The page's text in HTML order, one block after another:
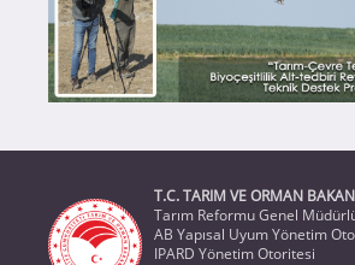
T.C. TARIM VE ORMAN
Tarım Reformu Genel
AB Yapısal Uyum Yönetim
IPARD Yönetim Otoritesi